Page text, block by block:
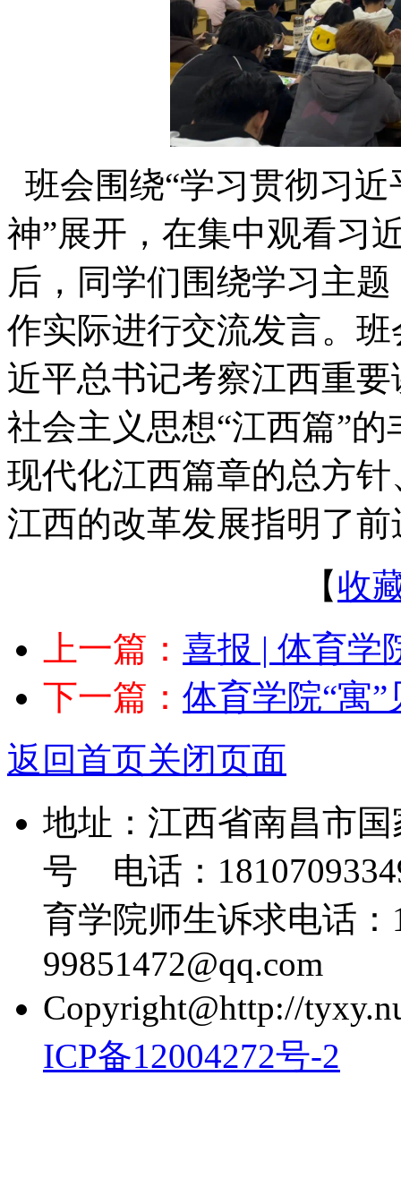
班会围绕“学习贯彻习
神”展开，在集中观看习
后，同学们围绕学习主
作实际进行交流发言。
近平总书记考察江西重
社会主义思想“江西篇”
现代化江西篇章的总方
江西的改革发展指明了
【收
上一篇： 喜报 | 体育学
下一篇： 体育学院“寓”
返回首页关闭页面
地址：江西省南昌市
号 电话：
育学院师生诉求电话：
99851472@qq.com
Copyright@http://
ICP备12004272号-2